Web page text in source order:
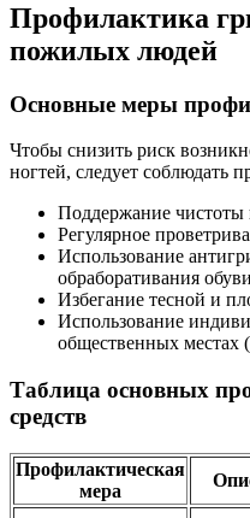
Профилактика
пожилых людей
Основные меры
Чтобы снизить риск
ногтей, следует соблюдать
Поддержание чистоты
Регулярное
Использование
обраборативания обуви
Избегание тесной и
Использование
общественных местах
Таблица основных
средств
Профилактическая
мера